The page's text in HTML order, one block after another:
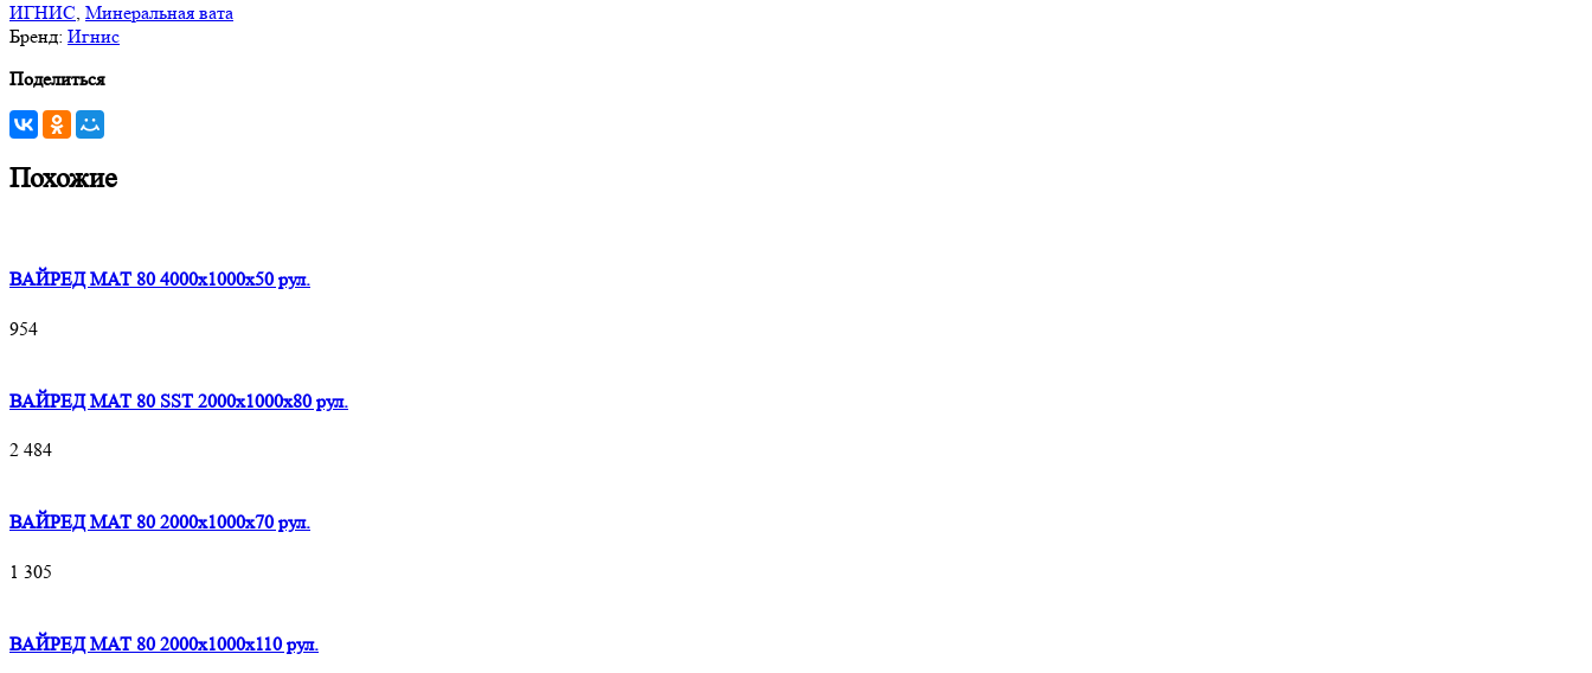
ИГНИС, Минеральная вата
Бренд: Игнис
Поделиться
Похожие
ВАЙРЕД МАТ 80 4000x1000x50 рул.
954
ВАЙРЕД МАТ 80 SST 2000x1000x80 рул.
2 484
ВАЙРЕД МАТ 80 2000x1000x70 рул.
1 305
ВАЙРЕД МАТ 80 2000x1000x110 рул.